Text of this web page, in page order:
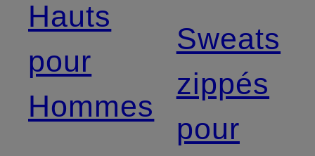
Hauts
pour
Hommes
Sweats
zippés
pour